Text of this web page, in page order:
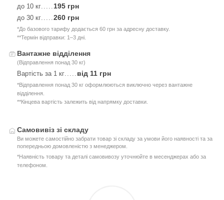
до 10 кг.....195 грн
до 30 кг.....260 грн
*До базового тарифу додається 60 грн за адресну доставку.
**Термін відправки: 1–3 дні.
Вантажне відділення
(Відправлення понад 30 кг)
Вартість за 1 кг..... від 11 грн
*Відправлення понад 30 кг оформлюються виключно через вантажне
відділення.
**Кінцева вартість залежить від напрямку доставки.
Самовивіз зі складу
Ви можете самостійно забрати товар зі складу за умови його наявності та за
попередньою домовленістю з менеджером.
*Наявність товару та деталі самовивозу уточнюйте в месенджерах або за
телефоном.